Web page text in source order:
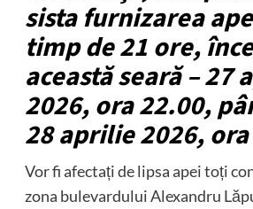
sista furnizarea
timp de 21 ore,
această seară – 27
2026, ora 22.00,
28 aprilie 2026,
Vor fi afectați de lipsa apei toți
zona bulevardului Alexandru